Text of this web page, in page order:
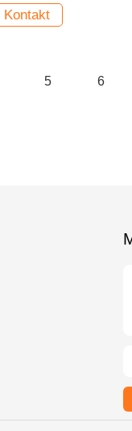
Salon
Kontakt
5 6